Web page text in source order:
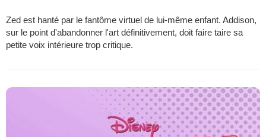
Zed est hanté par le fantôme virtuel de lui-même enfant. Addison,
sur le point d'abandonner l'art définitivement, doit faire taire sa
petite voix intérieure trop critique.